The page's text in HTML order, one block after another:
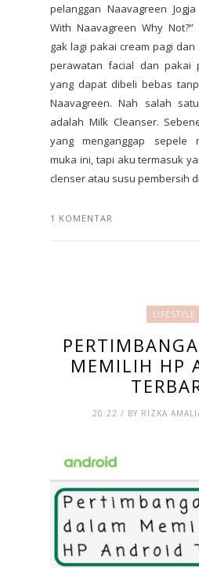
pelanggan Naavagreen
With Naavagreen Why
gak lagi pakai cream pagi
perawatan facial dan pakai
yang dapat dibeli bebas
Naavagreen. Nah salah
adalah Milk Cleanser.
yang menganggap sepele
muka ini, tapi aku termasuk
clenser atau susu pembersih
1 KOMENTAR
LIFESTYLE
MEMILIH HP
20:22 / BY RIZKA